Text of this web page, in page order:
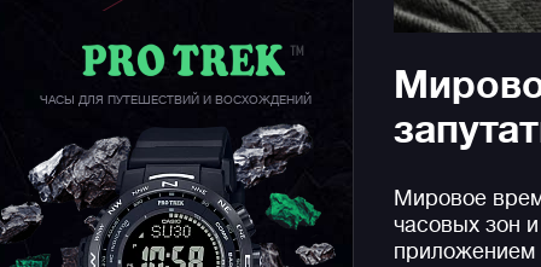
ЧАСЫ ДЛЯ ПУТЕШЕСТВИЙ И ВОСХОЖДЕНИЙ
Мировое
часовых зон
приложением